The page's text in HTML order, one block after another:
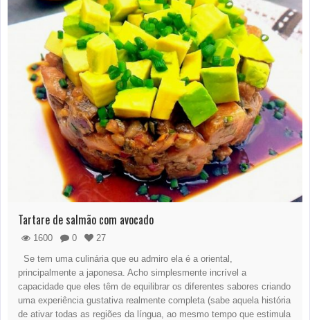
Tartare de salmão com avocado
1600 0
27
Se tem uma culinária que eu admiro ela é a oriental,
principalmente a japonesa. Acho simplesmente incrível a
capacidade que eles têm de equilibrar os diferentes sabores criando
uma experiência gustativa realmente completa (sabe aquela história
de ativar todas as regiões da língua, ao mesmo tempo que estimula